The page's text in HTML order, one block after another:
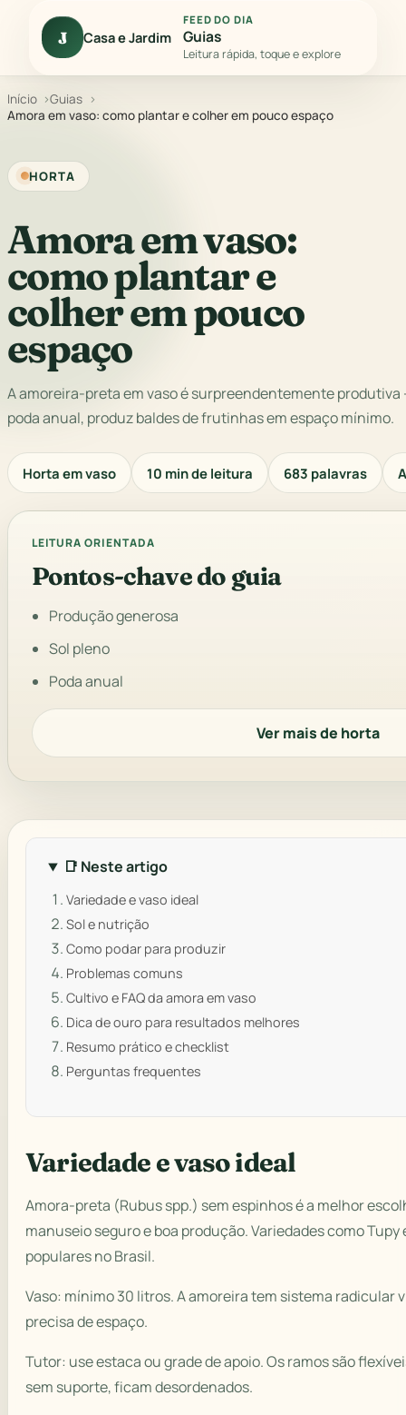
J Casa e Jardim
FEED DO DIA
Guias
Leitura rápida, toque e explore
Início
Guias
Amora em vaso: como plantar e colher em pouco espaço
HORTA
Amora em vaso:
como plantar e
colher em pouco
espaço
A amoreira-preta em vaso é surpreendentemente produtiva
poda anual, produz baldes de frutinhas em espaço mínimo.
Horta em vaso 10 min de leitura 683 palavras
LEITURA ORIENTADA
Pontos-chave do guia
Produção generosa
Sol pleno
Poda anual
Ver mais de horta
📑 Neste artigo
Variedade e vaso ideal
Sol e nutrição
Como podar para produzir
Problemas comuns
Cultivo e FAQ da amora em vaso
Dica de ouro para resultados melhores
Resumo prático e checklist
Perguntas frequentes
Variedade e vaso ideal
Amora-preta (Rubus spp.) sem espinhos é a melhor
manuseio seguro e boa produção. Variedades como Tupy
populares no Brasil.
Vaso: mínimo 30 litros. A amoreira tem sistema radicular
precisa de espaço.
Tutor: use estaca ou grade de apoio. Os ramos são
sem suporte, ficam desordenados.